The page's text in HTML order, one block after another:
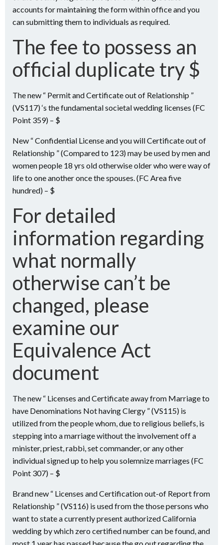
accounts for maintaining the form within office and you
can submitting them to individuals as required.
The fee to possess an
official duplicate try $
The new “ Permit and Certificate out of Relationship ”
(VS117) ‘s the fundamental societal wedding licenses (FC
Point 359) – $
New “ Confidential License and you will Certificate out of
Relationship ” (Compared to 123) may be used by men and
women people 18 yrs old otherwise older who were way of
life to one another once the spouses. (FC Area five
hundred) – $
For detailed
information regarding
what normally
otherwise can’t be
changed, please
examine our
Equivalence Act
document
The new “ Licenses and Certificate away from Marriage to
have Denominations Not having Clergy ” (VS115) is
utilized from the people whom, due to religious beliefs, is
stepping into a marriage without the involvement off a
minister, priest, rabbi, set commander, or any other
individual signed up to help you solemnize marriages (FC
Point 307) – $
Brand new “ Licenses and Certification out-of Report from
Relationship ” (VS116) is used from the those persons who
want to state a currently present authorized California
wedding by which zero certified number can be found, and